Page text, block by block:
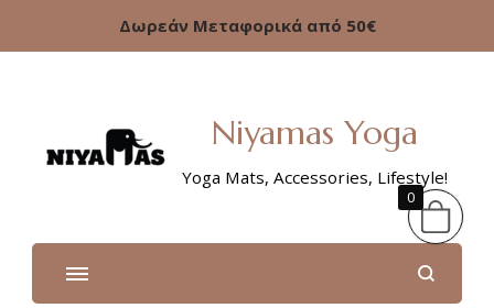
Δωρεάν Μεταφορικά από 50€
Niyamas Yoga
Yoga Mats, Accessories, Lifestyle!
0